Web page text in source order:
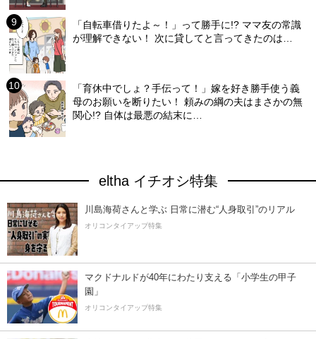
「自転車借りたよ～！」って勝手に!? ママ友の常識
が理解できない！ 次に貸してと言ってきたのは…
「育休中でしょ？手伝って！」嫁を好き勝手使う義
母のお願いを断りたい！ 頼みの綱の夫はまさかの無
関心!? 自体は最悪の結末に…
eltha イチオシ特集
川島海荷さんと学ぶ 日常に潜む“人身取引”のリアル
オリコンタイアップ特集
マクドナルドが40年にわたり支える「小学生の甲子
園」
オリコンタイアップ特集